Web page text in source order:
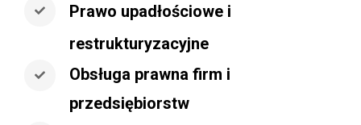
Prawo upadłościowe i
restrukturyzacyjne
Obsługa prawna firm i
przedsiębiorstw